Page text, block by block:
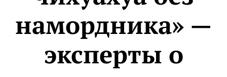
намордника» —
эксперты о